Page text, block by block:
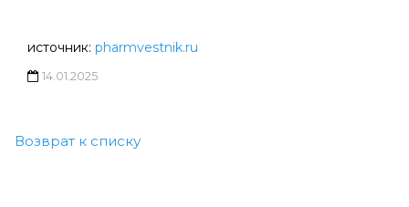
источник: pharmvestnik.ru
14.01.2025
Возврат к списку